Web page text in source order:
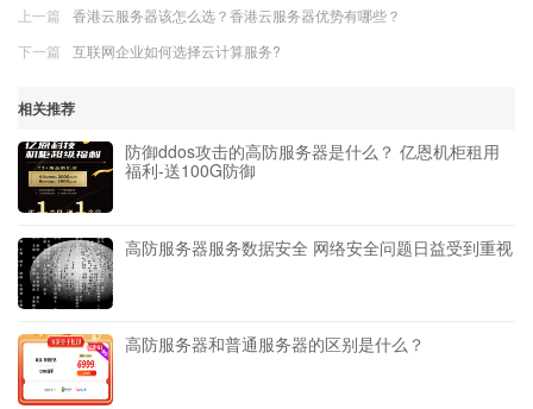
上一篇
香港云服务器该怎么选？香港云服务器优势有哪些？
下一篇
互联网企业如何选择云计算服务?
相关推荐
防御ddos攻击的高防服务器是什么？ 亿恩机柜租用
福利-送100G防御
高防服务器服务数据安全 网络安全问题日益受到重视
高防服务器和普通服务器的区别是什么？